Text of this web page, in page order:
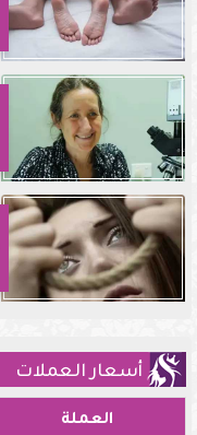
أسعار العملات
العملة